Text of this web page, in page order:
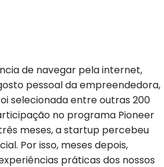
de navegar pela internet,
pessoal da empreendedora,
selecionada entre outras 200
no programa Pioneer
meses, a startup percebeu
Por isso, meses depois,
práticas dos nossos